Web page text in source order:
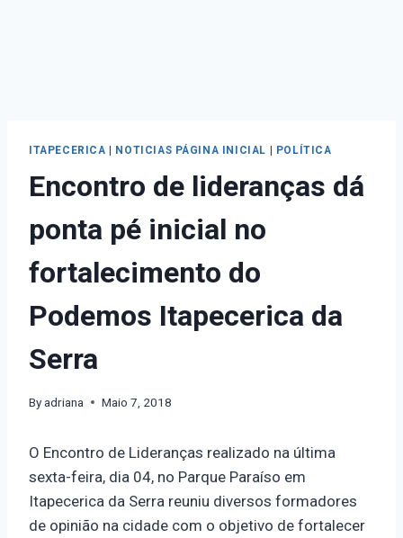
ITAPECERICA NOTICIAS PÁGINA INICIAL POLÍTICA
Encontro de lideranças dá
ponta pé inicial no
fortalecimento do
Podemos Itapecerica da
Serra
Byadriana Maio 7, 2018
O Encontro de Lideranças realizado na última
sexta-feira, dia 04, no Parque Paraíso em
Itapecerica da Serra reuniu diversos formadores
de opinião na cidade com o objetivo de fortalecer